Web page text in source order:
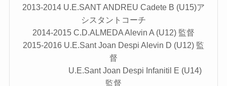
2013-2014 U.E.SANT ANDREU Cadete B (U15)ア
シスタントコーチ
2014-2015 C.D.ALMEDA Alevin A (U12) 監督
2015-2016 U.E.Sant Joan Despi Alevin D (U12) 監
督
U.E.Sant Joan Despi Infanitil E (U14)
監督